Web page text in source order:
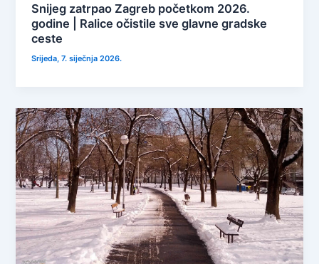
Snijeg zatrpao Zagreb početkom 2026.
godine | Ralice očistile sve glavne gradske
ceste
Srijeda, 7. siječnja 2026.